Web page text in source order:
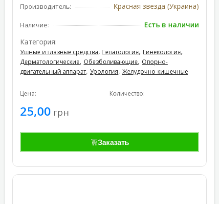
Производитель: Красная звезда (Украина)
Наличие:
Есть в наличии
Категория:
Ушные и глазные средства, Гепатология, Гинекология,
Дерматологические, Обезболивающие, Опорно-
двигательный аппарат, Урология, Желудочно-кишечные
Цена:
25,00 грн
Количество:
Заказать